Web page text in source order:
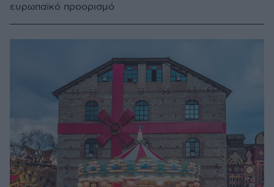
ευρωπαϊκό προορισμό